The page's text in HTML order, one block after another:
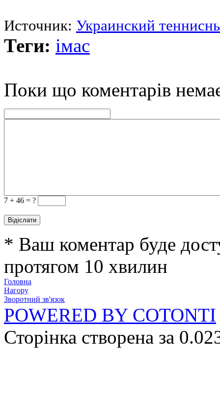
Источник: Украинский
Теги: імас
Поки що коментарів
7 + 46 = ?
* Ваш коментар буде
протягом 10 хвилин
Головна
Нагору
Зворотний зв'язок
POWERED BY COTONTI
Сторінка створена за